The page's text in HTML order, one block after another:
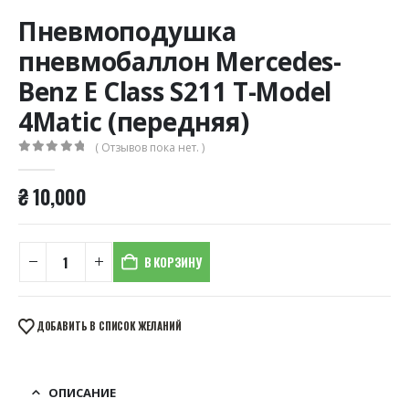
Пневмоподушка
пневмобаллон Mercedes-
Benz E Class S211 T-Model
4Matic (передняя)
( Отзывов пока нет. )
₴10,000
В КОРЗИНУ
ДОБАВИТЬ В СПИСОК ЖЕЛАНИЙ
ОПИСАНИЕ